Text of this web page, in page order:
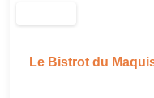
Le Bistrot du